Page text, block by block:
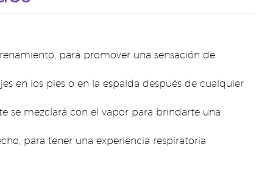
para promover una sensación de
en los pies o en la espalda después de cualquier
se mezclará con el vapor para brindarte una
para tener una experiencia respiratoria